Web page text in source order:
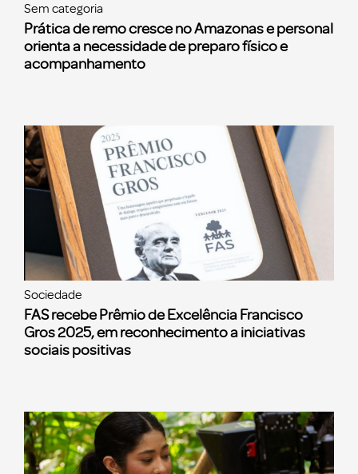
Sem categoria
Prática de remo cresce no Amazonas e personal
orienta a necessidade de preparo físico e
acompanhamento
Sociedade
FAS recebe Prêmio de Excelência Francisco
Gros 2025, em reconhecimento a iniciativas
sociais positivas